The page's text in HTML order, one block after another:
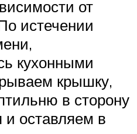
от
истечении
кухонными
крышку,
в сторону
и оставляем в